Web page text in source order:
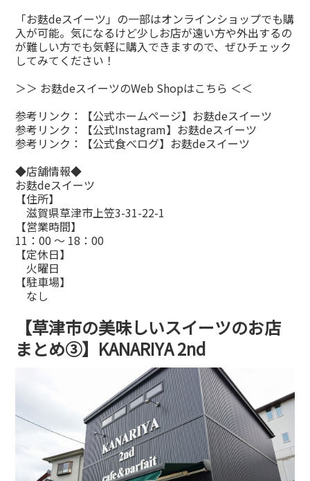
「お麩deスイーツ」の一部はオンラインショップでも購
入が可能。気になるけど少しお店が遠い方や外出するの
が難しい方でも気軽に購入できますので、ぜひチェック
してみてください！
＞＞ お麩deスイーツのWeb Shopはこちら ＜＜
参考リンク：
【公式ホームページ】お麩deスイーツ
参考リンク：
【公式Instagram】お麩deスイーツ
参考リンク：
【公式食べログ】お麩deスイーツ
◆店舗情報◆
お麩deスイーツ
【住所】
滋賀県草津市上笠3-31-22-1
【営業時間】
11：00 ～ 18：00
【定休日】
火曜日
【駐車場】
なし
【草津市の美味しいスイーツのお店
まとめ③】KANARIYA 2nd